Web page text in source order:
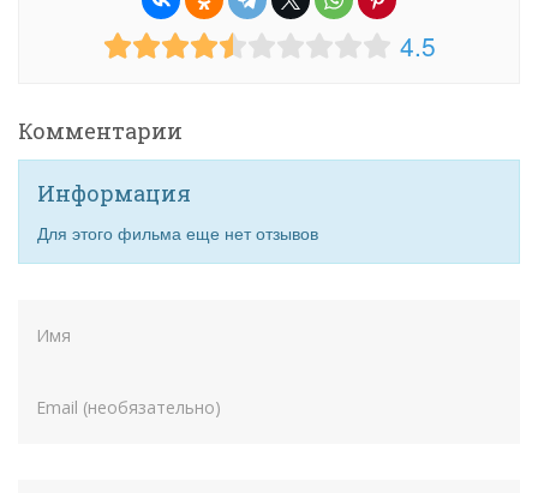
4.5
Комментарии
Информация
Для этого фильма еще нет отзывов